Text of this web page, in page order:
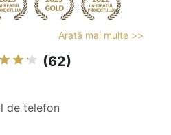
Arată mai multe >>
(62)
de telefon